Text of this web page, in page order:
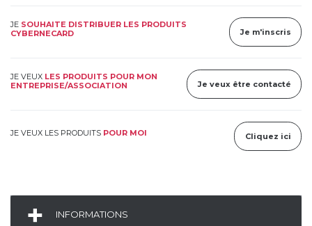
JE SOUHAITE DISTRIBUER LES PRODUITS
CYBERNECARD
Je m'inscris
JE VEUX LES PRODUITS POUR MON
ENTREPRISE/ASSOCIATION
Je veux être contacté
JE VEUX LES PRODUITS POUR MOI Cliquez ici
INFORMATIONS